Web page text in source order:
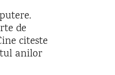
de
citeste
anilor